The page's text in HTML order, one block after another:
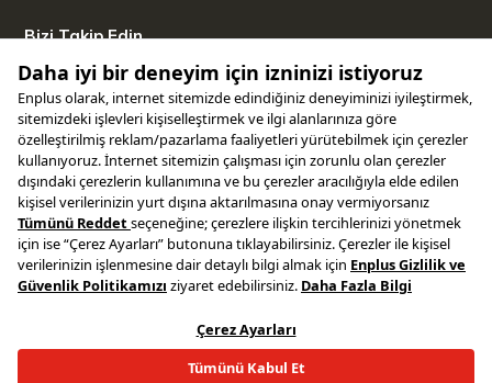
Bizi Takip Edin
Uygulamamızı İndirin
Copyright © 2025 ENPLUS | Tüm hakları saklıdır.